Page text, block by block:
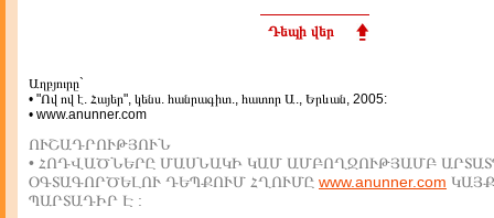
Դեպի վեր
Աղբյուրը`
• "Ով ով է. Հայեր", կենս. հանրագիտ., հատոր Ա., Երևան, 2005:
• www.anunner.com
ՈՒՇԱԴՐՈՒԹՅՈՒՆ
• ՀՈԴՎԱԾՆԵՐԸ ՄԱՍՆԱԿԻ ԿԱՄ ԱՄԲՈՂՋՈՒԹՅԱՄԲ
ՕԳՏԱԳՈՐԾԵԼՈՒ ԴԵՊՔՈՒՄ ՀՂՈՒՄԸ www.anunner.com
ՊԱՐՏԱԴԻՐ Է :